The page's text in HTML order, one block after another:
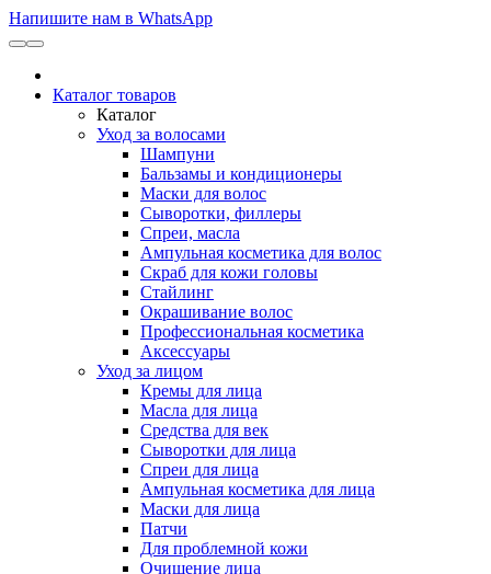
Напишите нам в WhatsApp
Каталог товаров
Каталог
Уход за волосами
Шампуни
Бальзамы и кондиционеры
Маски для волос
Сыворотки, филлеры
Спреи, масла
Ампульная косметика для волос
Скраб для кожи головы
Стайлинг
Окрашивание волос
Профессиональная косметика
Аксессуары
Уход за лицом
Кремы для лица
Масла для лица
Средства для век
Сыворотки для лица
Спреи для лица
Ампульная косметика для лица
Маски для лица
Патчи
Для проблемной кожи
Очищение лица